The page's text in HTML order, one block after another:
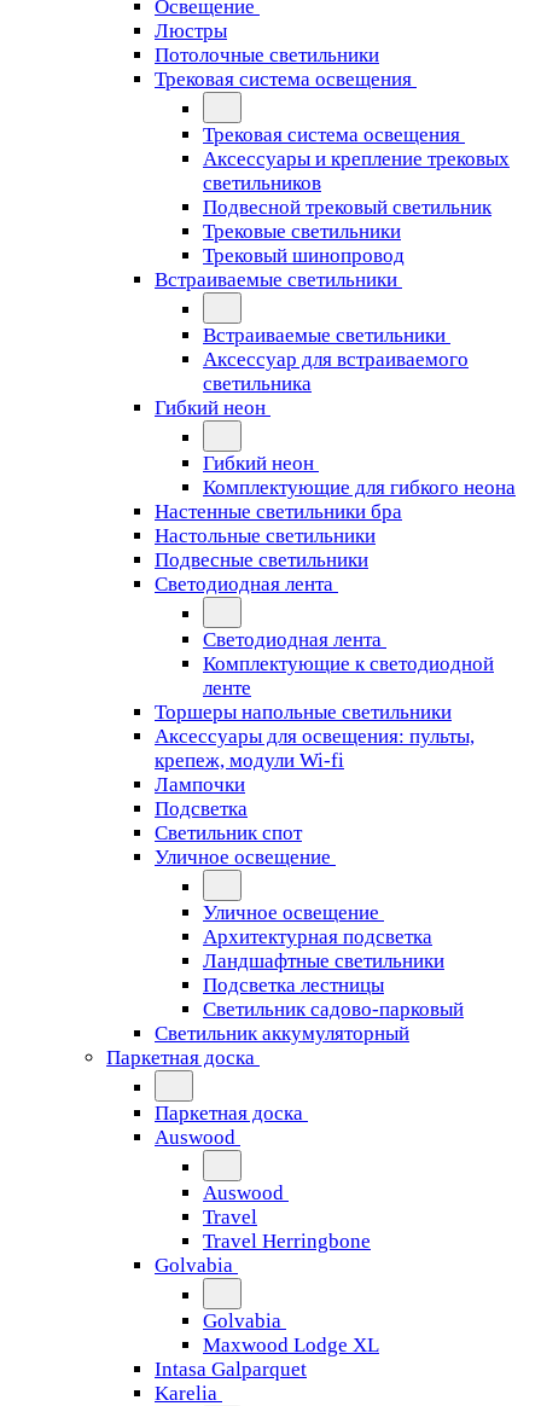
Освещение
Люстры
Потолочные светильники
Трековая система освещения
Трековая система освещения
Аксессуары и крепление трековых
светильников
Подвесной трековый светильник
Трековые светильники
Трековый шинопровод
Встраиваемые светильники
Встраиваемые светильники
Аксессуар для встраиваемого
светильника
Гибкий неон
Гибкий неон
Комплектующие для гибкого неона
Настенные светильники бра
Настольные светильники
Подвесные светильники
Светодиодная лента
Светодиодная лента
Комплектующие к светодиодной
ленте
Торшеры напольные светильники
Аксессуары для освещения: пульты,
крепеж, модули Wi-fi
Лампочки
Подсветка
Светильник спот
Уличное освещение
Уличное освещение
Архитектурная подсветка
Ландшафтные светильники
Подсветка лестницы
Светильник садово-парковый
Светильник аккумуляторный
Паркетная доска
Паркетная доска
Auswood
Auswood
Travel
Travel Herringbone
Golvabia
Golvabia
Maxwood Lodge XL
Intasa Galparquet
Karelia